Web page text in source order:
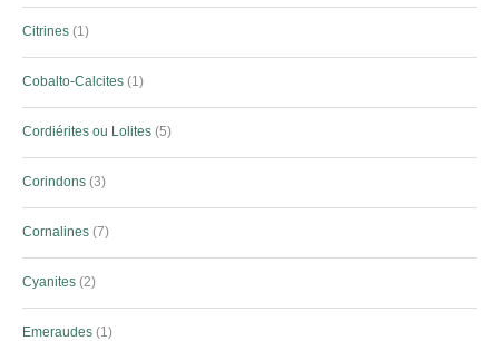
Citrines 1
Cobalto-Calcites 1
Cordiérites ou Lolites 5
Corindons 3
Cornalines 7
Cyanites 2
Emeraudes 1